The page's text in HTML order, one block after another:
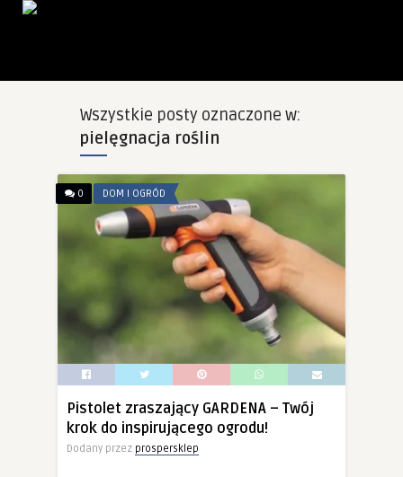
Wszystkie posty oznaczone w:
pielęgnacja roślin
0 DOM I OGRÓD
Pistolet zraszający GARDENA – Twój
krok do inspirującego ogrodu!
Dodany przez prospersklep